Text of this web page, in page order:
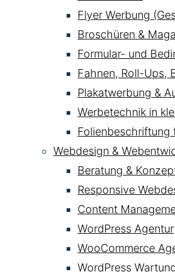
Flyer Werbung
Broschüren &
Formular- und
Fahnen, Roll-Ups,
Plakatwerbung &
Werbetechnik in
Folienbeschriftung
Webdesign &
Beratung &
Responsive
Content
WordPress Agentur
WooCommerce
WordPress